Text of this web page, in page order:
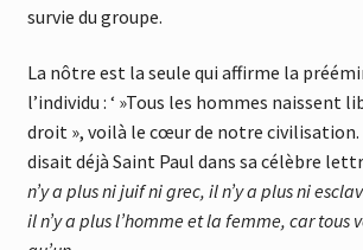
survie du groupe.
La nôtre est la seule qui affirme la
l’individu : ‘ »Tous les hommes naissent
droit », voilà le cœur de notre civilisation.
disait déjà Saint Paul dans sa célèbre
n’y a plus ni juif ni grec, il n’y a plus ni
il n’y a plus l’homme et la femme, car tous